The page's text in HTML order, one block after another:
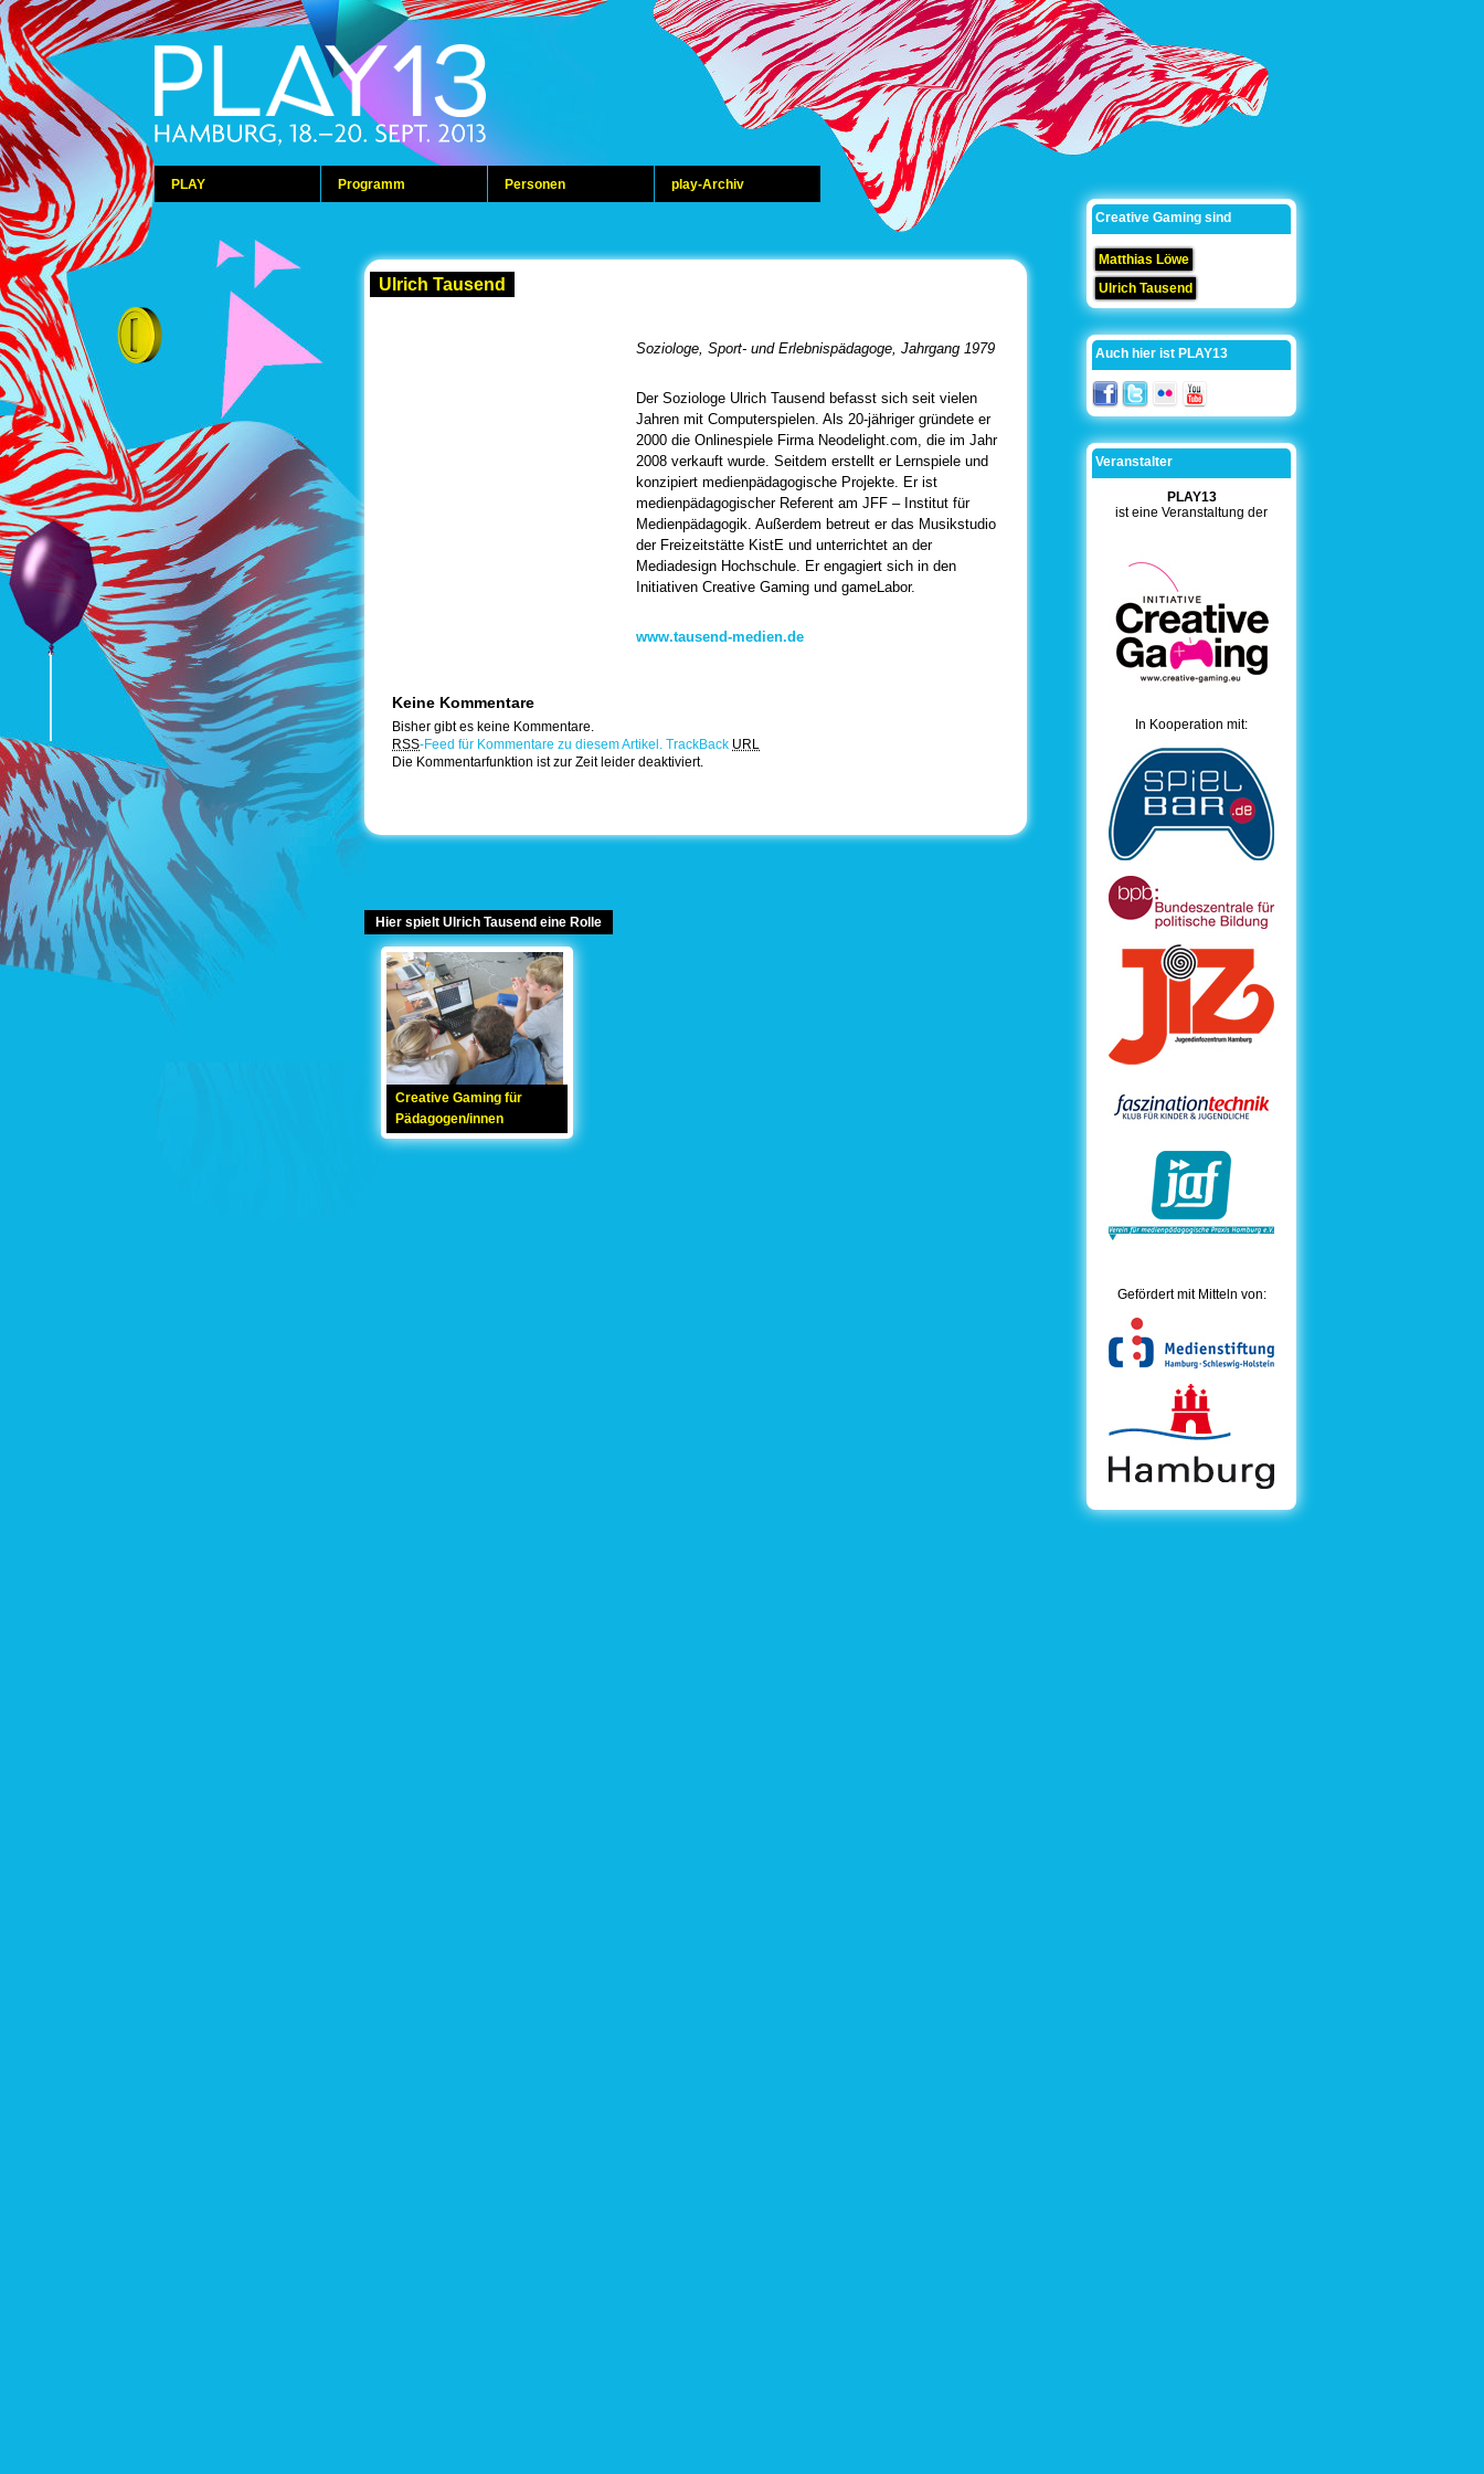
PLAY Programm Personen play-Archiv
Ulrich Tausend
Soziologe, Sport- und Erlebnispädagoge, Jahrgang 1979
Der Soziologe Ulrich Tausend befasst sich seit vielen
Jahren mit Computerspielen. Als 20-jähriger gründete er
2000 die Onlinespiele Firma Neodelight.com, die im Jahr
2008 verkauft wurde. Seitdem erstellt er Lernspiele und
konzipiert medienpädagogische Projekte. Er ist
medienpädagogischer Referent am JFF – Institut für
Medienpädagogik. Außerdem betreut er das Musikstudio
der Freizeitstätte KistE und unterrichtet an der
Mediadesign Hochschule. Er engagiert sich in den
Initiativen Creative Gaming und gameLabor.
www.tausend-medien.de
Keine Kommentare
Bisher gibt es keine Kommentare.
RSS-Feed für Kommentare zu diesem Artikel. TrackBack URL
Die Kommentarfunktion ist zur Zeit leider deaktiviert.
Hier spielt Ulrich Tausend eine Rolle
Creative Gaming für
Pädagogen/innen
Creative Gaming sind
Matthias Löwe
Ulrich Tausend
Auch hier ist PLAY13
Veranstalter
PLAY13
ist eine Veranstaltung der
In Kooperation mit:
Gefördert mit Mitteln von: